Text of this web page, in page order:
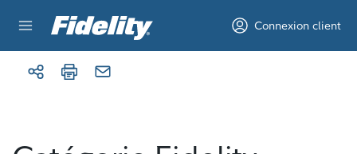
Connexion client